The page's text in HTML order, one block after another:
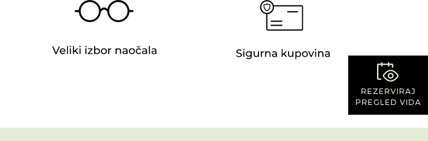
REZERVIRAJ
PREGLED VIDA